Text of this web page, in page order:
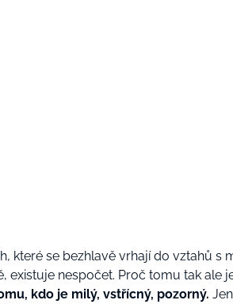
které se bezhlavě vrhají do vztahů s
existuje nespočet. Proč tomu tak ale
kdo je milý, vstřícný, pozorný.